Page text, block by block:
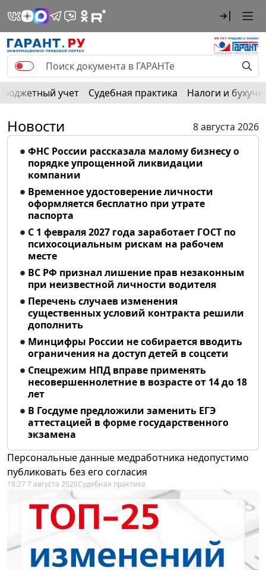
Бюджетный учет Судебная практика Налоги и
Новости
8 августа 2026
ФНС России рассказала малому бизнесу о
порядке упрощенной ликвидации
компании
Временное удостоверение личности
оформляется бесплатно при утрате
паспорта
С 1 февраля 2027 года заработает ГОСТ по
психосоциальным рискам на рабочем
месте
ВС РФ признал лишение прав незаконным
при неизвестной личности водителя
Перечень случаев изменения
существенных условий контракта решили
дополнить
Минцифры России не собирается вводить
ограничения на доступ детей в соцсети
Спецрежим НПД вправе применять
несовершеннолетние в возрасте от 14 до 18
лет
В Госдуме предложили заменить ЕГЭ
аттестацией в форме государственного
экзамена
Персональные данные медработника недопустимо
публиковать без его согласия
18:27 7 августа 2026Судебная практика